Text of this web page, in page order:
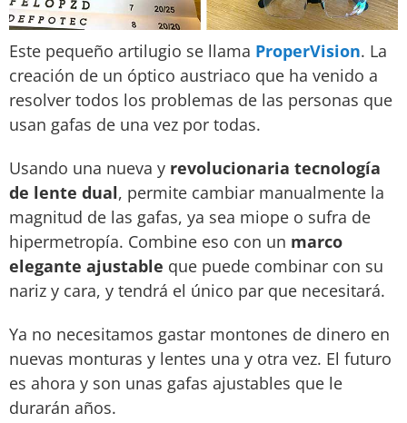
Este pequeño artilugio se llama ProperVision. La
creación de un óptico austriaco que ha venido a
resolver todos los problemas de las personas que
usan gafas de una vez por todas.
Usando una nueva y revolucionaria tecnología
de lente dual, permite cambiar manualmente la
magnitud de las gafas, ya sea miope o sufra de
hipermetropía. Combine eso con un marco
elegante ajustable que puede combinar con su
nariz y cara, y tendrá el único par que necesitará.
Ya no necesitamos gastar montones de dinero en
nuevas monturas y lentes una y otra vez. El futuro
es ahora y son unas gafas ajustables que le
durarán años.